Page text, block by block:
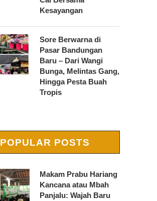
Kesayangan
Sore Berwarna di
Pasar Bandungan
Baru – Dari Wangi
Bunga, Melintas Gang,
Hingga Pesta Buah
Tropis
POPULAR POSTS
Makam Prabu Hariang
Kancana atau Mbah
Panjalu: Wajah Baru